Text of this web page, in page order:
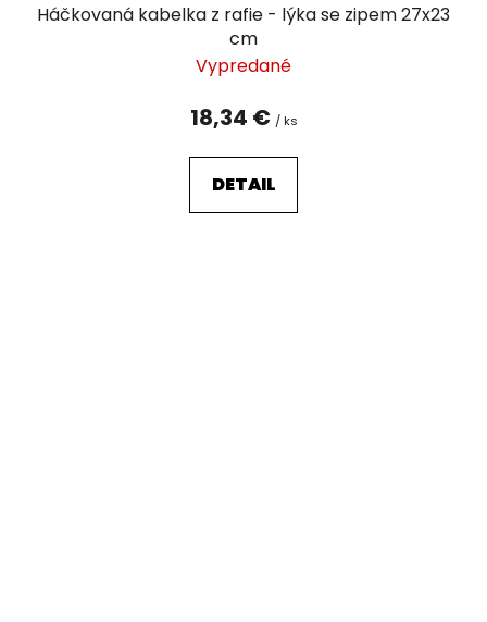
Háčkovaná kabelka z rafie - lýka se zipem 27x23
cm
Vypredané
18,34 € / ks
DETAIL